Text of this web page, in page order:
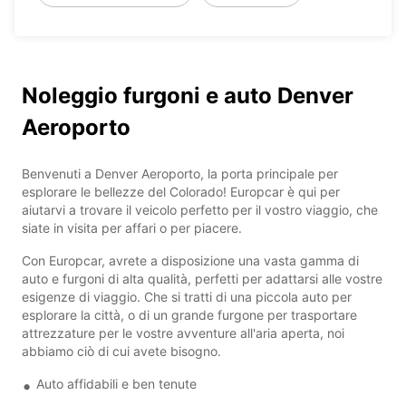
Noleggio furgoni e auto Denver
Aeroporto
Benvenuti a Denver Aeroporto, la porta principale per
esplorare le bellezze del Colorado! Europcar è qui per
aiutarvi a trovare il veicolo perfetto per il vostro viaggio, che
siate in visita per affari o per piacere.
Con Europcar, avrete a disposizione una vasta gamma di
auto e furgoni di alta qualità, perfetti per adattarsi alle vostre
esigenze di viaggio. Che si tratti di una piccola auto per
esplorare la città, o di un grande furgone per trasportare
attrezzature per le vostre avventure all'aria aperta, noi
abbiamo ciò di cui avete bisogno.
Auto affidabili e ben tenute